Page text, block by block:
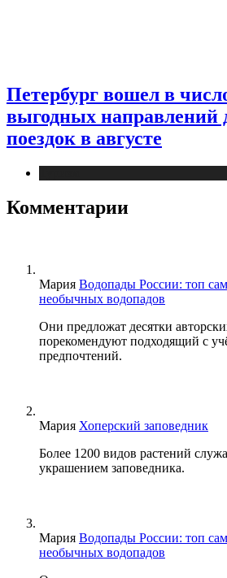
Петербург вошел в
выгодных направлений
поездок в августе
Комментарии
Мария Водопады России: топ
необычных водопадов
Они предложат десятки
порекомендуют подходящий с
предпочтений.
Мария Хоперский заповедник
Более 1200 видов растений
украшением заповедника.
Мария Водопады России: топ
необычных водопадов